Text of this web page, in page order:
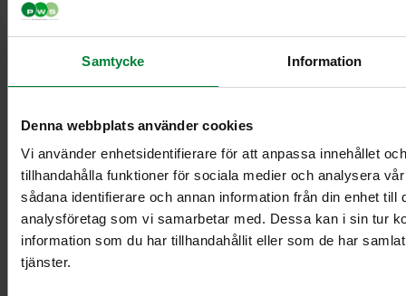
Samtycke Information
Denna webbplats använder cookies
Vi använder enhetsidentifierare för att anpassa innehållet
tillhandahålla funktioner för sociala medier och analysera
sådana identifierare och annan information från din enhet
analysföretag som vi samarbetar med. Dessa kan i sin tur
information som du har tillhandahållit eller som de har
tjänster.
Säkkiteline 125 litran
säkkiteline 125 L
Säkkiteline 60 litran
säkille
Säkinpidike 240 L
pehmeää muovia
Kylttipidike A4 – sopii